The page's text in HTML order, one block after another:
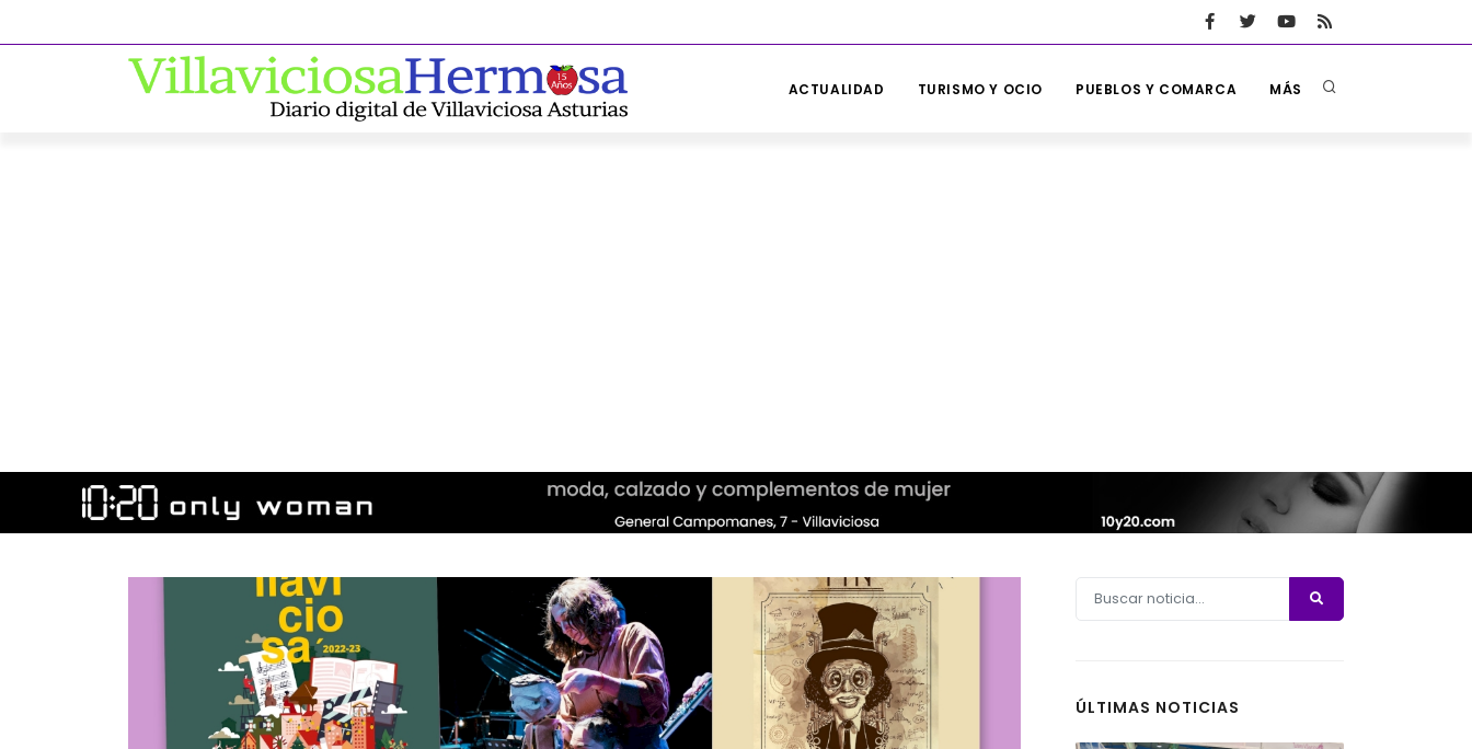
ACTUALIDAD TURISMO Y OCIO PUEBLOS Y COMARCA MÁS
ÚLTIMAS NOTICIAS